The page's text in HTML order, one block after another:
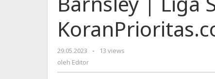
membuat
Barnsley
|
Liga
Satu
KoranPrioritas.com
29.05.2023
oleh
-
13 views
oleh Editor